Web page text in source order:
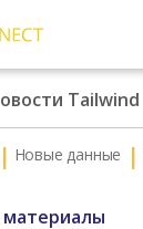
Tailwind
Новые данные